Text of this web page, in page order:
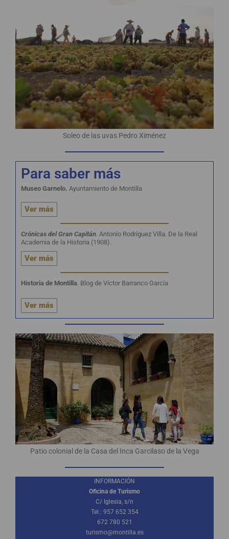
Soleo de las uvas Pedro Ximénez
Para saber más
Museo Garnelo. Ayuntamiento de Montilla
Ver más
Crónicas del Gran Capitán Antonio Rodríguez Villa. De la Real
Academia de la Historia (1908).
Ver más
Historia de Montilla . Blog de Víctor Barranco García
Ver más
Patio colonial de la Casa del Inca Garcilaso de la Vega
INFORMACIÓN
Oficina de Turismo
C/ Iglesia, s/n
Tel.: 957 652 354
672 780 521
turismo@montilla.es